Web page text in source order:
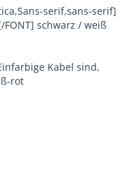
serif,sans-serif]
FONT] schwarz / weiß
Kabel sind,
rot